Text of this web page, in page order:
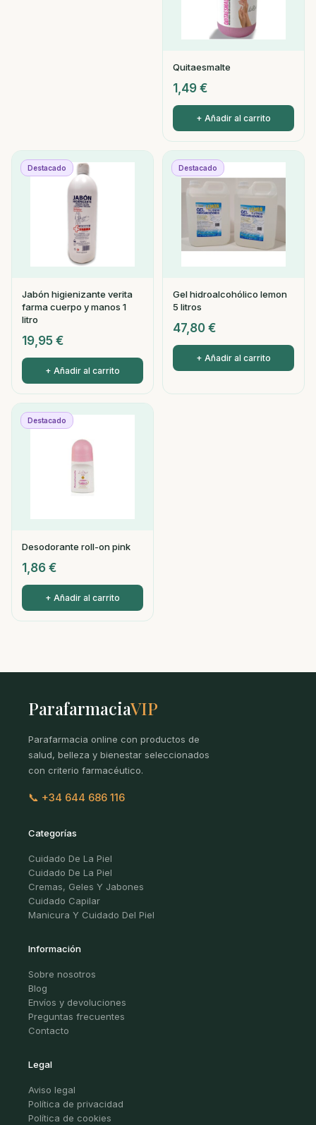
Quitaesmalte
1,49 €
+ Añadir al carrito
Destacado
Jabón higienizante verita
farma cuerpo y manos 1
litro
19,95 €
+ Añadir al carrito
Destacado
Gel hidroalcohólico lemon
5 litros
47,80 €
+ Añadir al carrito
Destacado
Desodorante roll-on pink
1,86 €
+ Añadir al carrito
ParafarmaciaVIP
Parafarmacia online con productos de
salud, belleza y bienestar seleccionados
con criterio farmacéutico.
📞 +34 644 686 116
Categorías
Cuidado De La Piel
Cuidado De La Piel
Cremas, Geles Y Jabones
Cuidado Capilar
Manicura Y Cuidado Del Piel
Información
Sobre nosotros
Blog
Envíos y devoluciones
Preguntas frecuentes
Contacto
Legal
Aviso legal
Política de privacidad
Política de cookies